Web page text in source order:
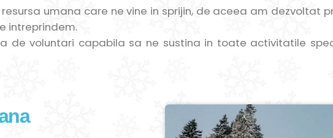
umana care ne vine in sprijin, de aceea am dezvoltat
intreprindem.
de voluntari capabila sa ne sustina in toate activitatile